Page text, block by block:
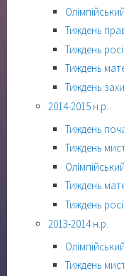
Тиждень
Тиждень
Тиждень
Тиждень
2014-2015 н.р.
Тиждень
Тиждень
Тиждень
Тиждень
2013-2014 н.р.
Тиждень